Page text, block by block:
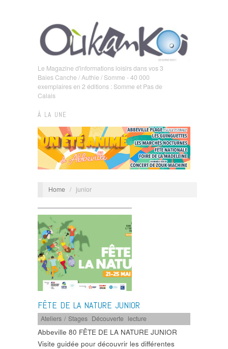
Le Magazine d'informations loisirs dans vos 3
Baies Canche / Authie / Somme - 40 000
exemplaires en 2 éditions : Somme et Pas de
Calais
À LA UNE
Home / junior
FÊTE DE LA NATURE JUNIOR
Ateliers / Stages Découverte lecture
Abbeville 80 FÊTE DE LA NATURE JUNIOR
Visite guidée pour découvrir les différentes